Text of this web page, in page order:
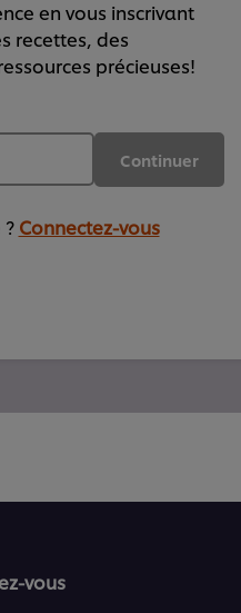
en vous inscrivant
recettes, des
précieuses!
Continuer
Connectez-vous
vous